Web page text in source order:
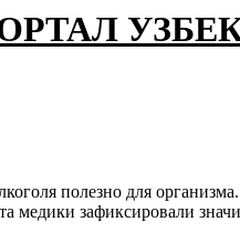
полезно для
зафиксировали